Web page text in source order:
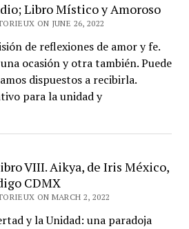
Libro Místico y Amoroso
ON JUNE 26, 2022
de reflexiones de amor y fe.
ocasión y otra también. Puede
dispuestos a recibirla.
para la unidad y
VIII. Aikya, de Iris México,
CDMX
ON MARCH 2, 2022
y la Unidad: una paradoja